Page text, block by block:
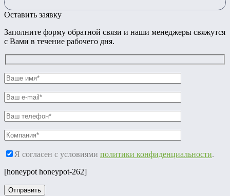
Оставить заявку
Заполните форму обратной связи и наши менеджеры свяжутся
с Вами в течение рабочего дня.
Я согласен с условиями политики конфиденциальности.
[honeypot honeypot-262]